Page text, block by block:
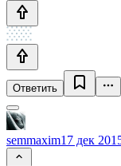
Ответить
semmaxim17 дек